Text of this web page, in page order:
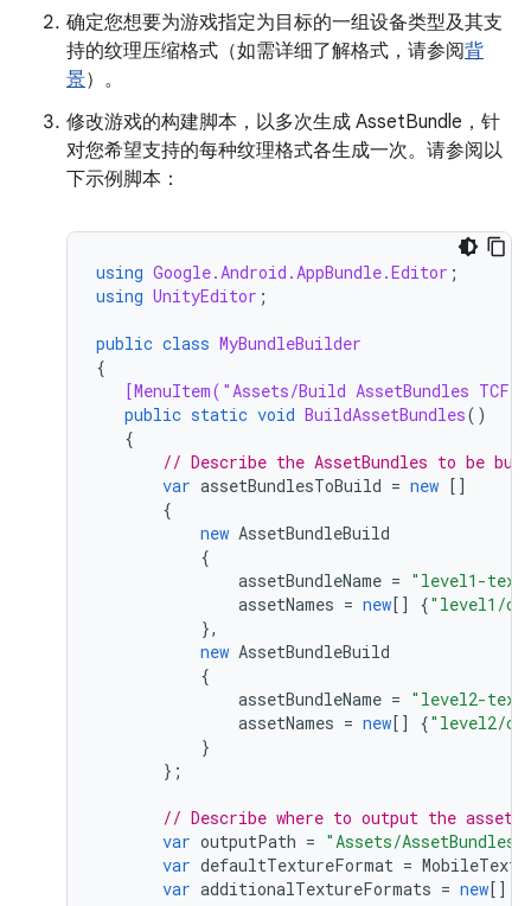
确定您想要为游戏指定为目标的一组设备类型及其支
持的纹理压缩格式（如需详细了解格式，请参阅背
景）。
修改游戏的构建脚本，以多次生成 AssetBundle，针
对您希望支持的每种纹理格式各生成一次。请参阅以
下示例脚本：
using Google.Android.AppBundle.Editor ;
using UnityEditor ;
public class MyBundleBuilder
{
[MenuItem("Assets/Build AssetBundles
public static void BuildAssetBundles()
{
// Describe the AssetBundles to be
var assetBundlesToBuild = new []
{
new AssetBundleBuild
{
assetBundleName = "level1-
assetNames = new[] {"level1/
},
new AssetBundleBuild
{
assetBundleName = "level2-
assetNames = new[] {"level2/
}
};
// Describe where to output the asset
var outputPath = "Assets/AssetBundles"
var defaultTextureFormat =
var additionalTextureFormats = new[]